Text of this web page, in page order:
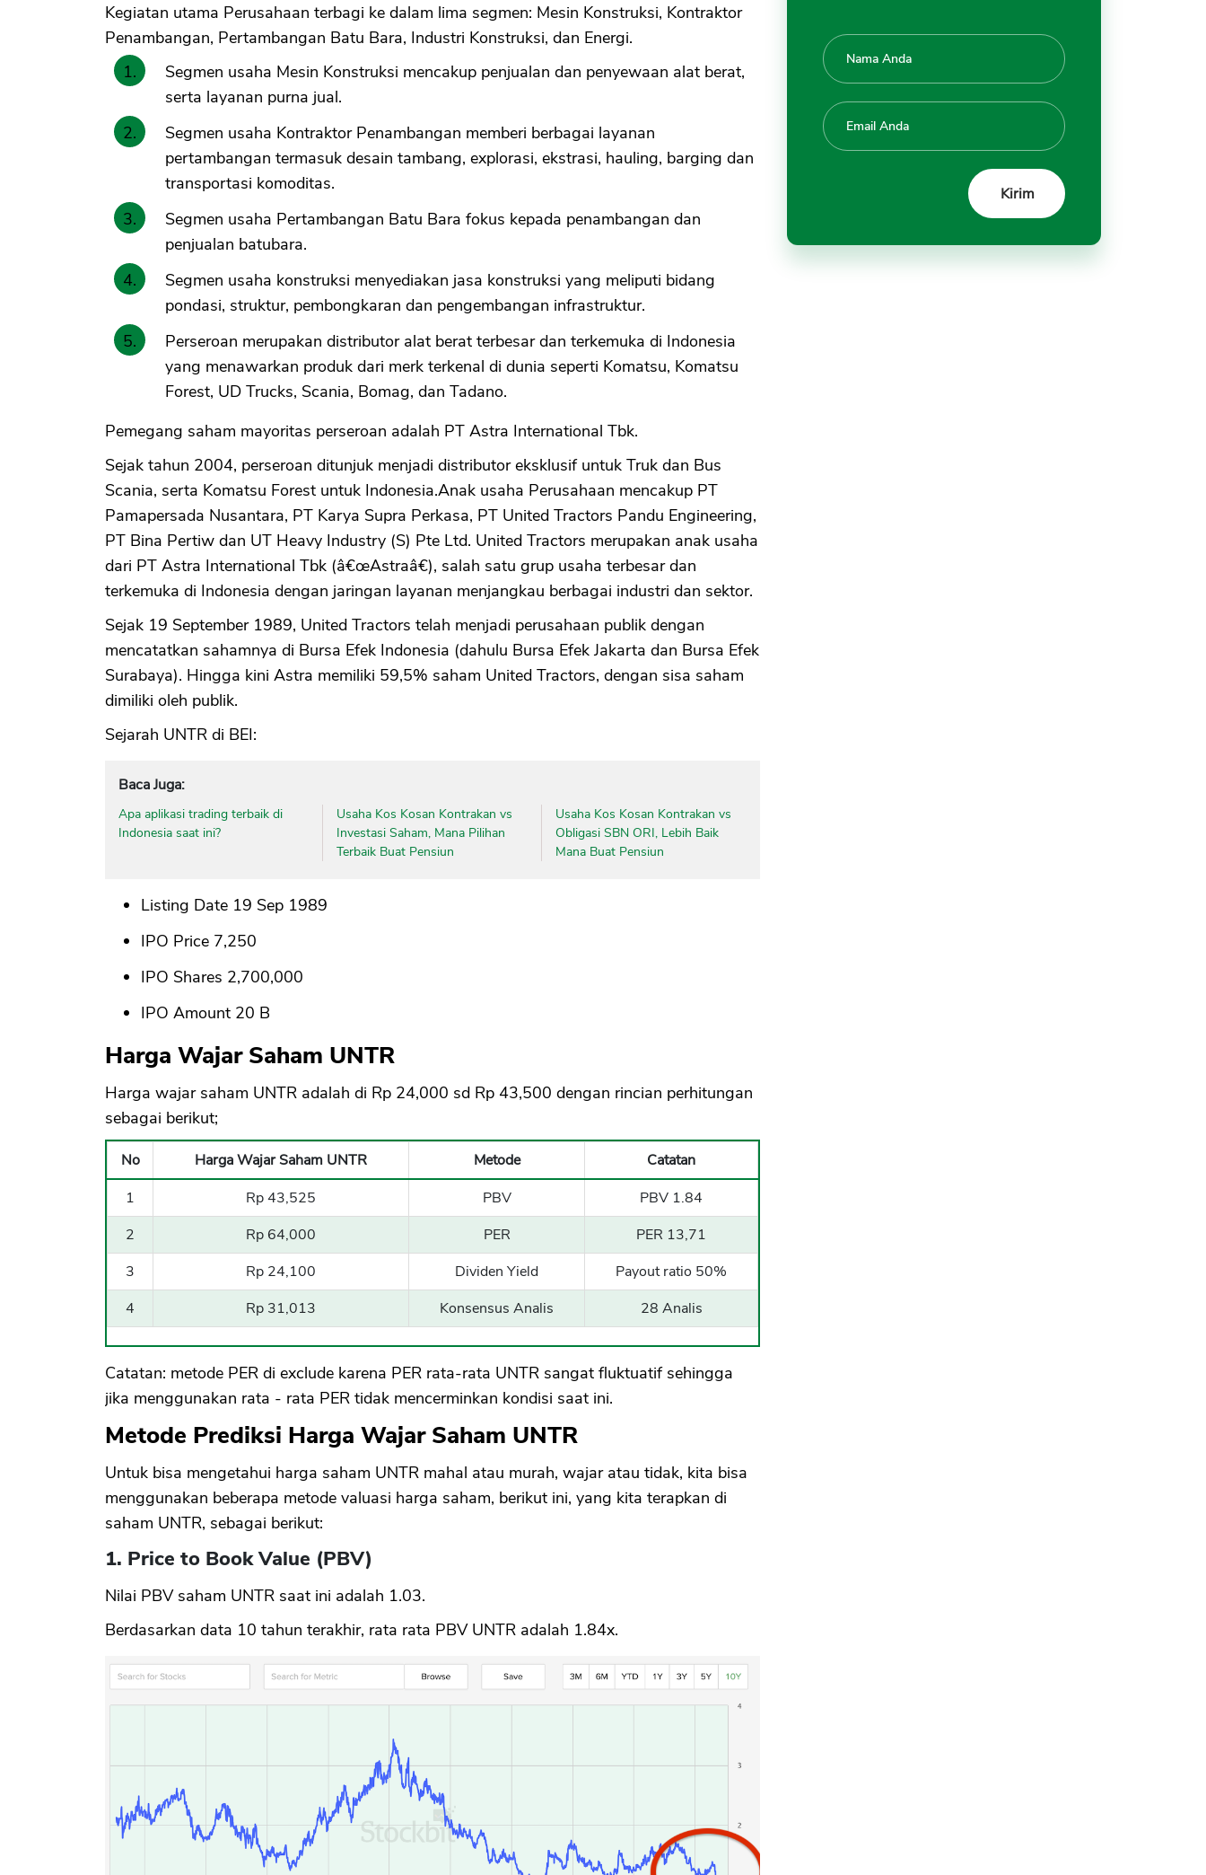
Kegiatan utama Perusahaan terbagi ke dalam lima segmen: Mesin Konstruksi, Kontraktor
Penambangan, Pertambangan Batu Bara, Industri Konstruksi, dan Energi.
Segmen usaha Mesin Konstruksi mencakup penjualan dan penyewaan alat berat,
serta layanan purna jual.
Segmen usaha Kontraktor Penambangan memberi berbagai layanan
pertambangan termasuk desain tambang, explorasi, ekstrasi, hauling, barging dan
transportasi komoditas.
Segmen usaha Pertambangan Batu Bara fokus kepada penambangan dan
penjualan batubara.
Segmen usaha konstruksi menyediakan jasa konstruksi yang meliputi bidang
pondasi, struktur, pembongkaran dan pengembangan infrastruktur.
Perseroan merupakan distributor alat berat terbesar dan terkemuka di Indonesia
yang menawarkan produk dari merk terkenal di dunia seperti Komatsu, Komatsu
Forest, UD Trucks, Scania, Bomag, dan Tadano.
Pemegang saham mayoritas perseroan adalah PT Astra International Tbk.
Sejak tahun 2004, perseroan ditunjuk menjadi distributor eksklusif untuk Truk dan Bus
Scania, serta Komatsu Forest untuk Indonesia.Anak usaha Perusahaan mencakup PT
Pamapersada Nusantara, PT Karya Supra Perkasa, PT United Tractors Pandu Engineering,
PT Bina Pertiw dan UT Heavy Industry (S) Pte Ltd. United Tractors merupakan anak usaha
dari PT Astra International Tbk (â€œAstraâ€), salah satu grup usaha terbesar dan
terkemuka di Indonesia dengan jaringan layanan menjangkau berbagai industri dan sektor.
Sejak 19 September 1989, United Tractors telah menjadi perusahaan publik dengan
mencatatkan sahamnya di Bursa Efek Indonesia (dahulu Bursa Efek Jakarta dan Bursa Efek
Surabaya). Hingga kini Astra memiliki 59,5% saham United Tractors, dengan sisa saham
dimiliki oleh publik.
Sejarah UNTR di BEI:
Baca Juga:
Apa aplikasi trading terbaik di
Indonesia saat ini?
Usaha Kos Kosan Kontrakan vs
Investasi Saham, Mana Pilihan
Terbaik Buat Pensiun
Usaha Kos Kosan Kontrakan vs
Obligasi SBN ORI, Lebih Baik
Mana Buat Pensiun
Listing Date 19 Sep 1989
IPO Price 7,250
IPO Shares 2,700,000
IPO Amount 20 B
Harga Wajar Saham UNTR
Harga wajar saham UNTR adalah di Rp 24,000 sd Rp 43,500 dengan rincian perhitungan
sebagai berikut;
No Harga Wajar Saham UNTR Metode
Catatan
1
Rp 43,525 PBV
PBV 1.84
2
Rp 64,000 PER
PER 13,71
3
Rp 24,100 Dividen Yield
Payout ratio 50%
4
Rp 31,013 Konsensus Analis 28 Analis
Catatan: metode PER di exclude karena PER rata-rata UNTR sangat fluktuatif sehingga
jika menggunakan rata - rata PER tidak mencerminkan kondisi saat ini.
Metode Prediksi Harga Wajar Saham UNTR
Untuk bisa mengetahui harga saham UNTR mahal atau murah, wajar atau tidak, kita bisa
menggunakan beberapa metode valuasi harga saham, berikut ini, yang kita terapkan di
saham UNTR, sebagai berikut:
1. Price to Book Value (PBV)
Nilai PBV saham UNTR saat ini adalah 1.03.
Berdasarkan data 10 tahun terakhir, rata rata PBV UNTR adalah 1.84x.